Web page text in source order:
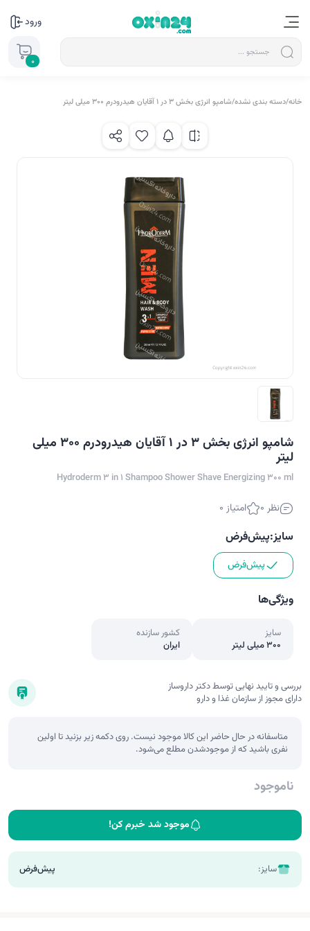
ورود
0
خانه/دسته بندی نشده/شامپو انرژی بخش 3 در 1 آقایان هیدرودرم 300 میلی لیتر
شامپو انرژی بخش 3 در 1 آقایان هیدرودرم 300 میلی
لیتر
Hydroderm 3 in 1 Shampoo Shower Shave Energizing 300 ml
نظر 0 امتیاز 0
سایز:پیش‌فرض
پیش‌فرض
ویژگی‌ها
سایز
300 میلی لیتر
کشور سازنده
ایران
بررسی و تایید نهایی توسط دکتر داروساز
دارای مجوز از سازمان غذا و دارو
متاسفانه در حال حاضر این کالا موجود نیست. روی دکمه زیر بزنید تا اولین
نفری باشید که از موجودشدن مطلع می‌شود.
ناموجود
موجود شد خبرم کن!
سایز: پیش‌فرض